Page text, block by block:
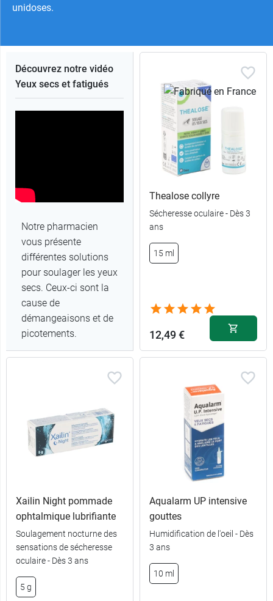
unidoses.
Découvrez notre vidéo
Yeux secs et fatigués
Notre pharmacien
vous présente
différentes solutions
pour soulager les yeux
secs. Ceux-ci sont la
cause de
démangeaisons et de
picotements.
Thealose collyre
Sécheresse oculaire - Dès 3
ans
15 ml
12,49 €
Xailin Night pommade
ophtalmique lubrifiante
Soulagement nocturne des
sensations de sécheresse
oculaire - Dès 3 ans
5 g
Aqualarm UP intensive
gouttes
Humidification de l'oeil - Dès
3 ans
10 ml